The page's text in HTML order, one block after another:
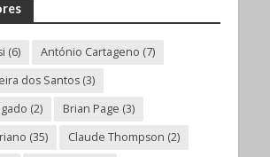
(6) António Cartageno (7)
dos Santos(3)
(2) Brian Page (3)
(35) Claude Thompson (2)